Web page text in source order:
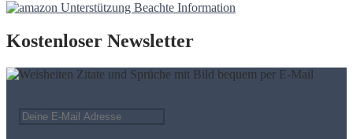
Kostenloser Newsletter